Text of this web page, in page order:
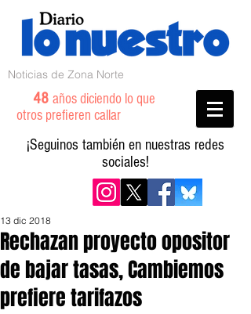
Noticias de Zona Norte
48 años diciendo lo que
otros prefieren callar
¡Seguinos también en nuestras redes
sociales!
Rechazan proyecto opositor
de bajar tasas, Cambiemos
prefiere tarifazos
13 dic 2018